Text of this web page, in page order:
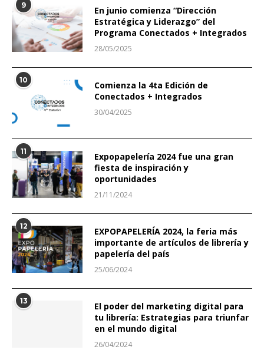
9
En junio comienza “Dirección
Estratégica y Liderazgo” del
Programa Conectados + Integrados
28/05/2025
10
Comienza la 4ta Edición de
Conectados + Integrados
30/04/2025
11
Expopapelería 2024 fue una gran
fiesta de inspiración y
oportunidades
21/11/2024
12
EXPOPAPELERÍA 2024, la feria más
importante de artículos de librería y
papelería del país
25/06/2024
13
El poder del marketing digital para
tu librería: Estrategias para triunfar
en el mundo digital
26/04/2024